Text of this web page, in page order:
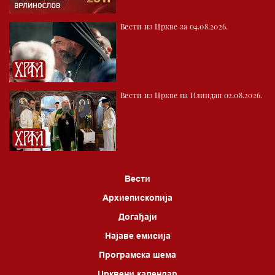
02.03 Млади у Цркви
02.30 Бит – емисија Ненада Гугла
03.03 Фолклор магазин
04.00 Врлинослов
05.00 Питања и одговори
06.00 Црквена предавања и трибине
Вести из Цркве за 04.08.2026.
Вести из Цркве на Илиндан 02.08.2026.
Вести
Архиепископија
Догађаји
Најаве емисија
Програмска шема